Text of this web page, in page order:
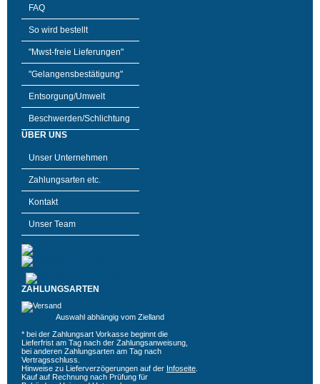
FAQ
So wird bestellt
"Mwst-freie Lieferungen"
"Gelangensbestätigung"
Entsorgung/Umwelt
Beschwerden/Schlichtung
ÜBER UNS
Unser Unternehmen
Zahlungsarten etc.
Kontakt
Unser Team
ZAHLUNGSARTEN
Auswahl abhängig vom Zielland
* bei der Zahlungsart Vorkasse beginnt die
Lieferfrist am Tag nach der Zahlungsanweisung,
bei anderen Zahlungsarten am Tag nach
Vertragsschluss.
Hinweise zu Lieferverzögerungen auf der Infoseite
Kauf auf Rechnung nach Prüfung für